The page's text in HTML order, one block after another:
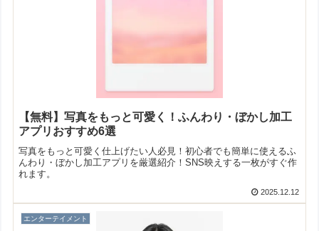
【無料】写真をもっと可愛く！ふんわり・ぼかし加工
アプリおすすめ6選
写真をもっと可愛く仕上げたい人必見！初心者でも簡単に使えるふ
んわり・ぼかし加工アプリを厳選紹介！SNS映えする一枚がすぐ作
れます。
2025.12.12
エンターテイメント